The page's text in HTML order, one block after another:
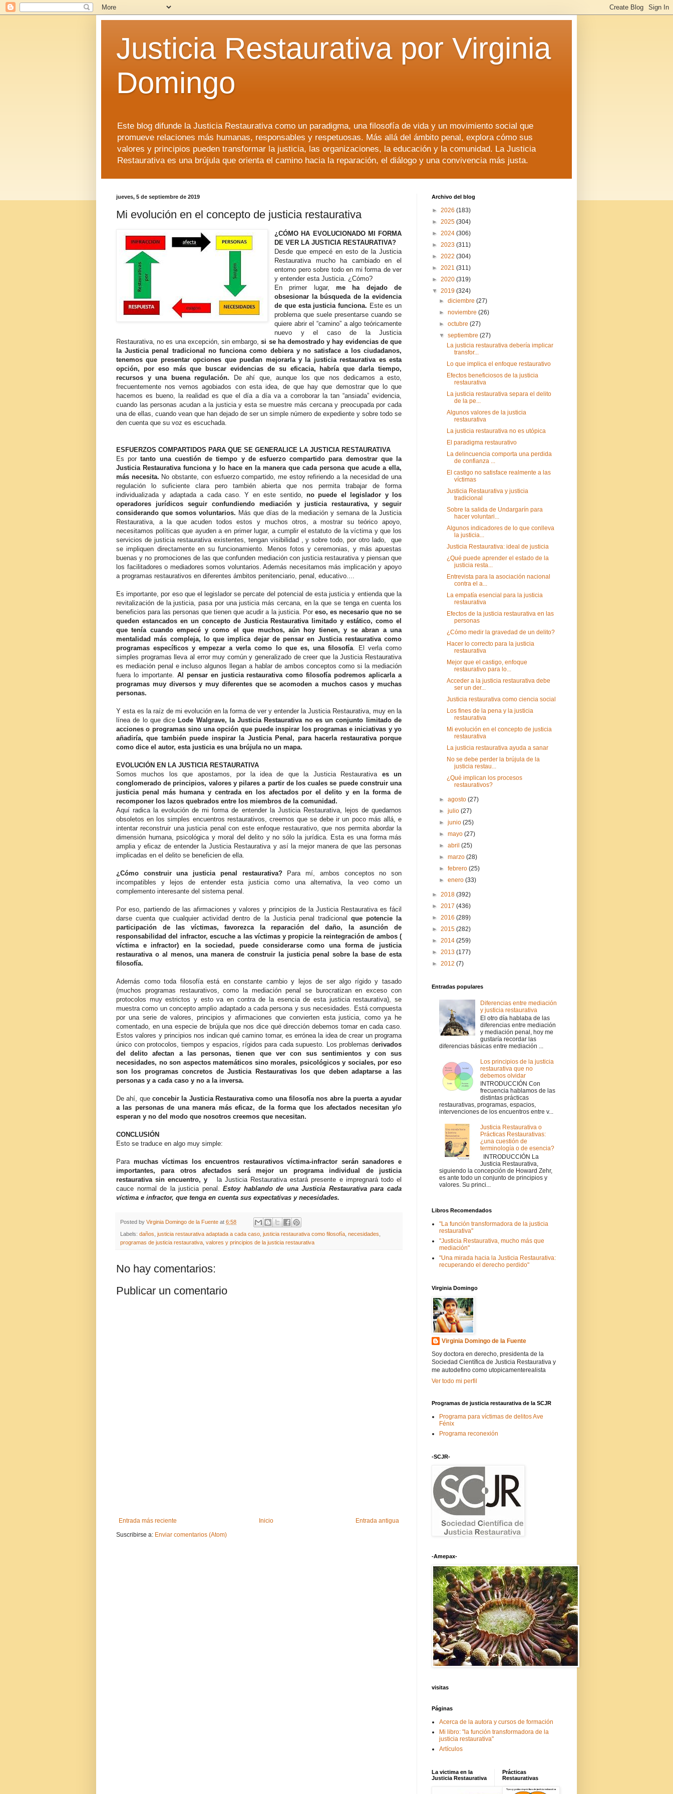
Justicia Restaurativa por Virginia
Domingo
Este blog difunde la Justicia Restaurativa como un paradigma, una filosofía de vida y un movimiento social que
promueve relaciones más humanas, responsables y respetuosas. Más allá del ámbito penal, explora cómo sus
valores y principios pueden transformar la justicia, las organizaciones, la educación y la comunidad. La Justicia
Restaurativa es una brújula que orienta el camino hacia la reparación, el diálogo y una convivencia más justa.
jueves, 5 de septiembre de 2019
Mi evolución en el concepto de justicia restaurativa
¿CÓMO HA EVOLUCIONADO MI FORMA
DE VER LA JUSTICIA RESTAURATIVA?
Desde que empecé en esto de la Justicia
Restaurativa mucho ha cambiado en el
entorno pero sobre todo en mi forma de ver
y entender esta Justicia. ¿Cómo?
En primer lugar,me ha dejado de
obsesionar la búsqueda de la evidencia
de que esta justicia funciona. Este es un
problema que suele presentarse cuando se
quiere abrir el “camino” a algo teóricamente
nuevo y el caso de la Justicia
Restaurativa, no es una excepción, sin embargo,si se ha demostrado y hay evidencias de que
la Justicia penal tradicional no funciona como debiera y no satisface a los ciudadanos,
tenemos que presentar opciones que puedan mejorarla y la justicia restaurativa es esta
opción, por eso más que buscar evidencias de su eficacia, habría que darla tiempo,
recursos y una buena regulación.
De ahí que, aunque los que nos dedicamos a esto,
frecuentemente nos vemos agobiados con esta idea, de que hay que demostrar que lo que
hacemos es bueno, la realidad es que el día a día va a corroborar la tan “ansiada” evidencia,
cuando las personas acudan a la justicia y esta se muestre más cercana y preocupada por cada
una de ellas, cuando vean que han dejado de ser un simple número de expediente y sobre todo se
den cuenta que su voz es escuchada.
ESFUERZOS COMPARTIDOS PARA QUE SE GENERALICE LA JUSTICIA RESTAURATIVA
Es por tanto una cuestión de tiempo y de esfuerzo compartido para demostrar que la
Justicia Restaurativa funciona y lo hace en la manera que cada persona que acude a ella,
más necesita. No obstante, con esfuerzo compartido, me estoy refiriendo a la necesidad de una
regulación lo suficiente clara pero también abierta que nos permita trabajar de forma
individualizada y adaptada a cada caso. Y en este sentido, no puede el legislador y los
operadores jurídicos seguir confundiendo mediación y justicia restaurativa, y seguir
considerando que somos voluntarios. Más que días de la mediación y semana de la Justicia
Restaurativa, a la que acuden todos estos y muchos otros, a mostrar su teórico apoyo,
necesitamos políticas que ayuden a en primer lugar, a cumplir el estatuto de la víctima y que los
servicios de justicia restaurativa existentes, tengan visibilidad , y sobre todo, por otro lado, que
se impliquen directamente en su funcionamiento. Menos fotos y ceremonias, y más apuestas
buenas y no promociones de las que confunden mediación con justicia restaurativa y piensan que
los facilitadores o mediadores somos voluntarios. Además necesitamos más implicación y apoyo
a programas restaurativos en diferentes ámbitos penitenciario, penal, educativo....
Es importante, por eso que el legislador se percate del potencial de esta justicia y entienda que la
revitalización de la justicia, pasa por una justicia más cercana, en la que se tenga en cuenta los
beneficios para las personas que tienen que acudir a la justicia. Poreso, es necesario que no se
queden estancados en un concepto de Justicia Restaurativa limitado y estático, como el
que tenía cuando empecé y como el que muchos, aún hoy tienen, y se abran a una
mentalidad más compleja, lo que implica dejar de pensar en Justicia restaurativa como
programas específicos y empezar a verla como lo que es, una filosofía. El verla como
simples programas lleva al error muy común y generalizado de creer que la Justicia Restaurativa
es mediación penal e incluso algunos llegan a hablar de ambos conceptos como si la mediación
fuera lo importante. Al pensar en justicia restaurativa como filosofía podremos aplicarla a
programas muy diversos y muy diferentes que se acomoden a muchos casos y muchas
personas.
Y esta es la raíz de mi evolución en la forma de ver y entender la Justicia Restaurativa, muy en la
línea de lo que dice Lode Walgrave, la Justicia Restaurativa no es un conjunto limitado de
acciones o programas sino una opción que puede inspirar los programas e iniciativas y yo
añadiría, que también puede inspirar la Justicia Penal, para hacerla restaurativa porque
como dice el autor, esta justicia es una brújula no un mapa.
EVOLUCIÓN EN LA JUSTICIA RESTAURATIVA
Somos muchos los que apostamos, por la idea de que la Justicia Restaurativa es un
conglomerado de principios, valores y pilares a partir de los cuales se puede construir una
justicia penal más humana y centrada en los afectados por el delito y en la forma de
recomponer los lazos quebrados entre los miembros de la comunidad.
Aquí radica la evolución de mi forma de entender la Justicia Restaurativa, lejos de quedarnos
obsoletos en los simples encuentros restaurativos, creemos que se debe ir un poco más allá, e
intentar reconstruir una justicia penal con este enfoque restaurativo, que nos permita abordar la
dimensión humana, psicológica y moral del delito y no sólo la jurídica. Esta es una forma más
amplia y eficaz de entender la Justicia Restaurativa y así la mejor manera de que las personas
implicadas en el delito se beneficien de ella.
¿Cómo construir una justicia penal restaurativa?Para mí, ambos conceptos no son
incompatibles y lejos de entender esta justicia como una alternativa, la veo como un
complemento interesante del sistema penal.
Por eso, partiendo de las afirmaciones y valores y principios de la Justicia Restaurativa es fácil
darse cuenta que cualquier actividad dentro de la Justicia penal tradicional que potencie la
participación de las víctimas, favorezca la reparación del daño, la asunción de
responsabilidad del infractor, escuche a las víctimas y propicie la reintegración de ambos (
víctima e infractor) en la sociedad, puede considerarse como una forma de justicia
restaurativa o al menos, una manera de construir la justicia penal sobre la base de esta
filosofía.
Además como toda filosofía está en constante cambio y lejos de ser algo rígido y tasado
(muchos programas restaurativos, como la mediación penal se burocratizan en exceso con
protocolos muy estrictos y esto va en contra de la esencia de esta justicia restaurativa), se
muestra como un concepto amplio adaptado a cada persona y sus necesidades. Está compuesta
por una serie de valores, principios y afirmaciones que convierten esta justicia, como ya he
comentado, en una especie de brújula que nos dice qué dirección debemos tomar en cada caso.
Estos valores y principios nos indican qué camino tomar, es errónea la idea de crear un programa
único con protocolos, tiempos y espacios, rígidos para cada supuesto. Los problemas derivados
del delito afectan a las personas, tienen que ver con sus sentimientos y con sus
necesidades, no son aspectos matemáticos sino morales, psicológicos y sociales, por eso
son los programas concretos de Justicia Restaurativas los que deben adaptarse a las
personas y a cada caso y no a la inversa.
De ahí, queconcebir la Justicia Restaurativa como una filosofía nos abre la puerta a ayudar
a las personas de una manera más eficaz, de la forma que los afectados necesitan y/o
esperan y no del modo que nosotros creemos que necesitan.
CONCLUSIÓN
Esto se traduce en algo muy simple:
Para muchas víctimas los encuentros restaurativos víctima-infractor serán sanadores e
importantes, para otros afectados será mejor un programa individual de justicia
restaurativa sin encuentro, y
la Justicia Restaurativa estará presente e impregnará todo el
cauce normal de la justicia penal.Estoy hablando de una Justicia Restaurativa para cada
víctima e infractor, que tenga en cuenta sus expectativas y necesidades.
Posted by Virginia Domingo de la Fuente at 6:58
Labels: daños, justicia restaurativa adaptada a cada caso, justicia restaurativa como filosofía, necesidades,
programas de justicia restaurativa, valores y principios de la justicia restaurativa
No hay comentarios:
Publicar un comentario
Entrada más reciente Entrada antigua
Inicio
Suscribirse a: Enviar comentarios (Atom)
Archivo del blog
► 2026 (183)
► 2025 (304)
► 2024 (306)
► 2023 (311)
► 2022 (304)
► 2021 (311)
► 2020 (319)
▼ 2019 (324)
►diciembre(27)
►noviembre(26)
►octubre(27)
▼septiembre(27)
La justicia restaurativa debería implicar
transfor...
Lo que implica el enfoque restaurativo
Efectos beneficiosos de la justicia
restaurativa
La justicia restaurativa separa el delito
de la pe...
Algunos valores de la justicia
restaurativa
La justicia restaurativa no es utópica
El paradigma restaurativo
La delincuencia comporta una perdida
de confianza ...
El castigo no satisface realmente a las
víctimas
Justicia Restaurativa y justicia
tradicional
Sobre la salida de Undargarín para
hacer voluntari...
Algunos indicadores de lo que conlleva
la justicia...
Justicia Restaurativa: ideal de justicia
¿Qué puede aprender el estado de la
justicia resta...
Entrevista para la asociación nacional
contra el a...
La empatía esencial para la justicia
restaurativa
Efectos de la justicia restaurativa en las
personas
¿Cómo medir la gravedad de un delito?
Hacer lo correcto para la justicia
restaurativa
Mejor que el castigo, enfoque
restaurativo para lo...
Acceder a la justicia restaurativa debe
ser un der...
Justicia restaurativa como ciencia social
Los fines de la pena y la justicia
restaurativa
Mi evolución en el concepto de justicia
restaurativa
La justicia restaurativa ayuda a sanar
No se debe perder la brújula de la
justicia restau...
¿Qué implican los procesos
restaurativos?
►agosto(27)
►julio(27)
►junio(25)
►mayo(27)
►abril(25)
►marzo(28)
►febrero(25)
►enero(33)
► 2018 (392)
► 2017 (436)
► 2016 (289)
► 2015 (282)
► 2014 (259)
► 2013 (177)
► 2012 (7)
Entradas populares
Diferencias entre mediación
y justicia restaurativa
El otro día hablaba de las
diferencias entre mediación
y mediación penal, hoy me
gustaría recordar las
diferencias básicas entre mediación ...
Los principios de la justicia
restaurativa que no
debemos olvidar
INTRODUCCIÓN Con
frecuencia hablamos de las
distintas prácticas
restaurativas, programas, espacios,
intervenciones de los encuentros entre v...
Justicia Restaurativa o
Prácticas Restaurativas:
¿una cuestión de
terminología o de esencia?
INTRODUCCIÓN La
Justicia Restaurativa,
siguiendo la concepción de Howard Zehr,
es ante todo un conjunto de principios y
valores. Su princi...
Libros Recomendados
"La función transformadora de la justicia
restaurativa"
"Justicia Restaurativa, mucho más que
mediación"
"Una mirada hacia la Justicia Restaurativa:
recuperando el derecho perdido"
Virginia Domingo
Virginia Domingo de la Fuente
Soy doctora en derecho, presidenta de la
Sociedad Científica de Justicia Restaurativa y
me autodefino como utopicamenterealista
Ver todo mi perfil
Programas de justicia restaurativa de la SCJR
Programa para víctimas de delitos Ave
Fénix
Programa reconexión
-SCJR-
-Amepax-
visitas
Páginas
Acerca de la autora y cursos de formación
Mi libro: "la función transformadora de la
justicia restaurativa"
Artículos
La victima en la
Justicia Restaurativa
Prácticas
Restaurativas